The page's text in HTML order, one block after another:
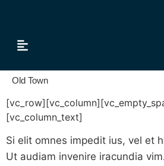
Old Town
[vc_column_text]
Si elit omnes impedit ius, vel et
Ut audiam invenire iracundia